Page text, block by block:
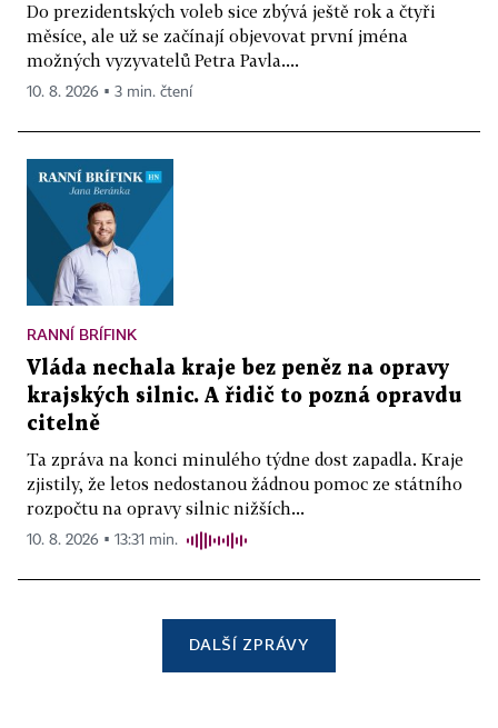
Do prezidentských voleb sice zbývá ještě rok a čtyři
měsíce, ale už se začínají objevovat první jména
možných vyzyvatelů Petra Pavla....
10. 8. 2026 ▪ 3 min. čtení
RANNÍ BRÍFINK
Vláda nechala kraje bez peněz na opravy
krajských silnic. A řidič to pozná opravdu
citelně
Ta zpráva na konci minulého týdne dost zapadla. Kraje
zjistily, že letos nedostanou žádnou pomoc ze státního
rozpočtu na opravy silnic nižších...
10. 8. 2026 ▪ 13:31 min.
DALŠÍ ZPRÁVY